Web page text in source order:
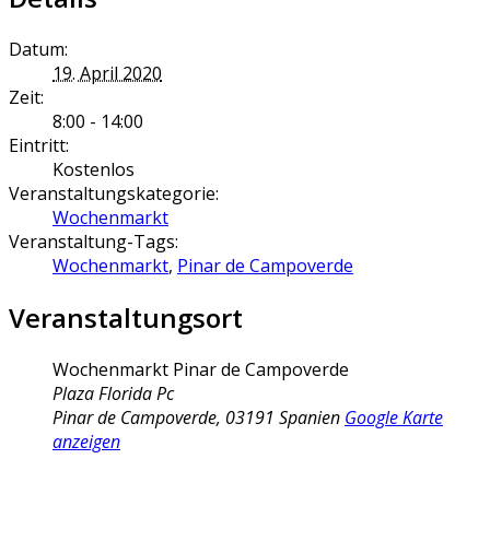
Datum:
19. April 2020
Zeit:
8:00 - 14:00
Eintritt:
Kostenlos
Veranstaltungskategorie:
Wochenmarkt
Veranstaltung-Tags:
Wochenmarkt, Pinar de Campoverde
Veranstaltungsort
Wochenmarkt Pinar de Campoverde
Plaza Florida Pc
Pinar de Campoverde, 03191 Spanien Google Karte
anzeigen